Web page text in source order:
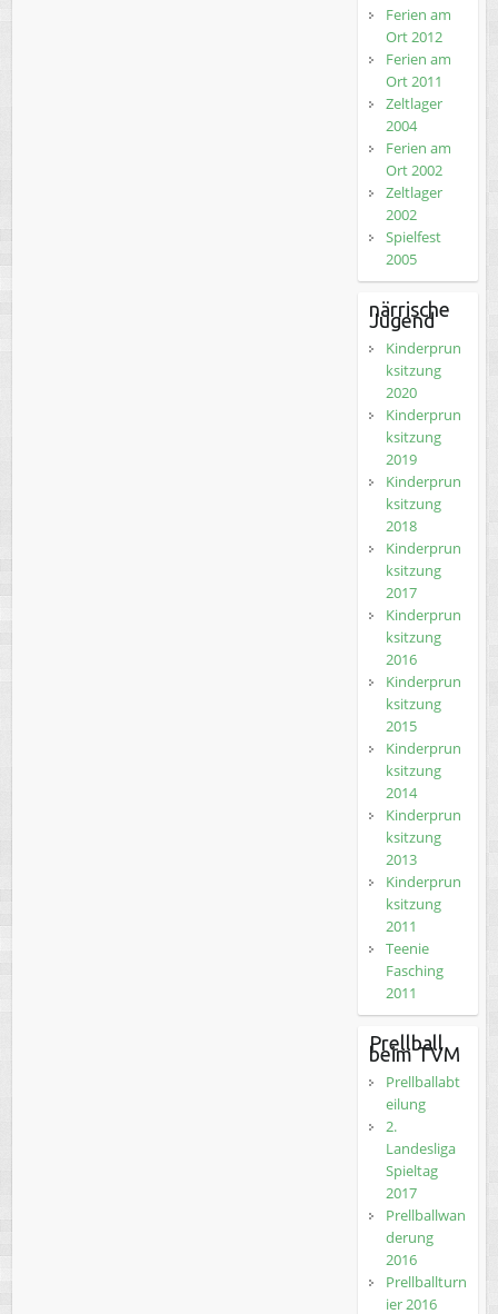
Ferien am
Ort 2012
Ferien am
Ort 2011
Zeltlager
2004
Ferien am
Ort 2002
Zeltlager
2002
Spielfest
2005
närrische
Jugend
Kinderprun
ksitzung
2020
Kinderprun
ksitzung
2019
Kinderprun
ksitzung
2018
Kinderprun
ksitzung
2017
Kinderprun
ksitzung
2016
Kinderprun
ksitzung
2015
Kinderprun
ksitzung
2014
Kinderprun
ksitzung
2013
Kinderprun
ksitzung
2011
Teenie
Fasching
2011
Prellball
beim TVM
Prellballabt
eilung
2.
Landesliga
Spieltag
2017
Prellballwan
derung
2016
Prellballturn
ier 2016